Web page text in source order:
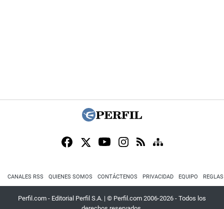
CANALES RSS QUIENES SOMOS CONTÁCTENOS PRIVACIDAD EQUIPO
Perfil.com - Editorial Perfil S.A. | © Perfil.com 2006-2026 - Todos los